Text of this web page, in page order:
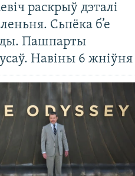
раскрыў дэталі
Сьпёка б’е
Пашпарты
Навіны 6 жніўня